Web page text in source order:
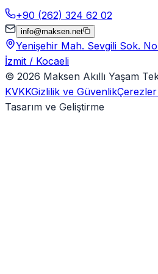
+90 (262) 324 62 02
info@maksen.net
Yenişehir Mah. Sevgili Sok.
İzmit / Kocaeli
© 2026 Maksen Akıllı Yaşam
KVKKGizlilik ve Güvenlik
Tasarım ve Geliştirme